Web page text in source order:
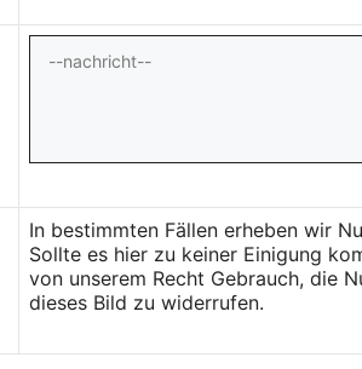
In bestimmten Fällen erheben wir
Sollte es hier zu keiner Einigung
von unserem Recht Gebrauch, die
dieses Bild zu widerrufen.